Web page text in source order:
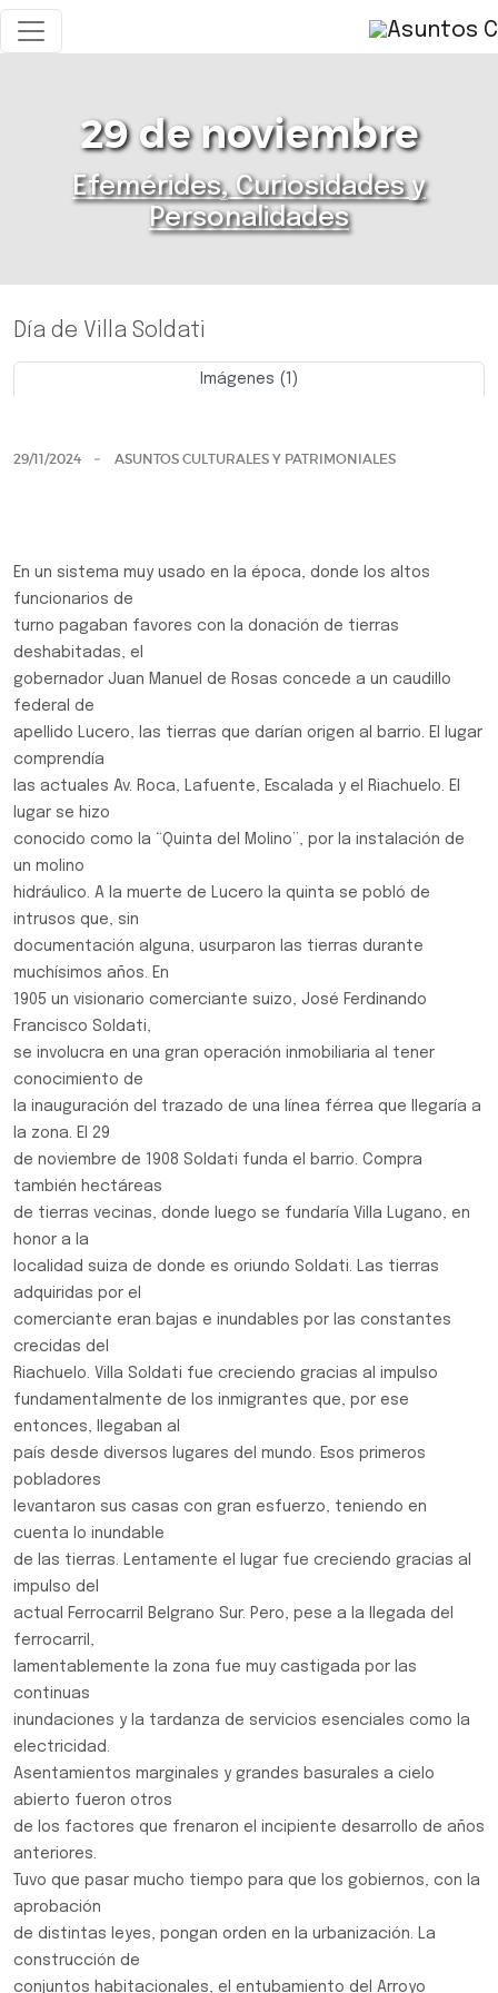
29 de noviembre
Efemérides, Curiosidades y
Personalidades
Día de Villa Soldati
Imágenes (1)
29/11/2024 ASUNTOS CULTURALES Y PATRIMONIALES
En un sistema muy usado en la época, donde los altos
funcionarios de
turno pagaban favores con la donación de tierras
deshabitadas, el
gobernador Juan Manuel de Rosas concede a un caudillo
federal de
apellido Lucero, las tierras que darían origen al barrio. El lugar
comprendía
las actuales Av. Roca, Lafuente, Escalada y el Riachuelo. El
lugar se hizo
conocido como la “Quinta del Molino”, por la instalación de
un molino
hidráulico. A la muerte de Lucero la quinta se pobló de
intrusos que, sin
documentación alguna, usurparon las tierras durante
muchísimos años. En
1905 un visionario comerciante suizo, José Ferdinando
Francisco Soldati,
se involucra en una gran operación inmobiliaria al tener
conocimiento de
la inauguración del trazado de una línea férrea que llegaría a
la zona. El 29
de noviembre de 1908 Soldati funda el barrio. Compra
también hectáreas
de tierras vecinas, donde luego se fundaría Villa Lugano, en
honor a la
localidad suiza de donde es oriundo Soldati. Las tierras
adquiridas por el
comerciante eran bajas e inundables por las constantes
crecidas del
Riachuelo. Villa Soldati fue creciendo gracias al impulso
fundamentalmente de los inmigrantes que, por ese
entonces, llegaban al
país desde diversos lugares del mundo. Esos primeros
pobladores
levantaron sus casas con gran esfuerzo, teniendo en
cuenta lo inundable
de las tierras. Lentamente el lugar fue creciendo gracias al
impulso del
actual Ferrocarril Belgrano Sur. Pero, pese a la llegada del
ferrocarril,
lamentablemente la zona fue muy castigada por las
continuas
inundaciones y la tardanza de servicios esenciales como la
electricidad.
Asentamientos marginales y grandes basurales a cielo
abierto fueron otros
de los factores que frenaron el incipiente desarrollo de años
anteriores.
Tuvo que pasar mucho tiempo para que los gobiernos, con la
aprobación
de distintas leyes, pongan orden en la urbanización. La
construcción de
conjuntos habitacionales, el entubamiento del Arroyo